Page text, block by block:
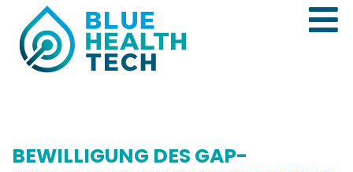
BEWILLIGUNG DES GAP-